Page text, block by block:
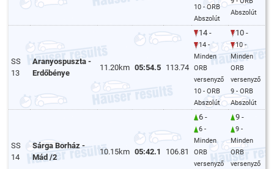
10 - ORB
Abszolút
Abszolút
SS
13
Aranyospuszta -
Erdőbénye
11.20km 05:54.5 113.74
14 -
14 -
Minden
ORB
versenyző
10 - ORB
Abszolút
10 -
10 -
Minden
ORB
versenyző
9 - ORB
Abszolút
SS
14
Sárga Borház -
Mád /2
10.15km 05:42.1 106.81
6 -
6 -
Minden
ORB
versenyző
9 -
9 -
Minden
ORB
versenyző